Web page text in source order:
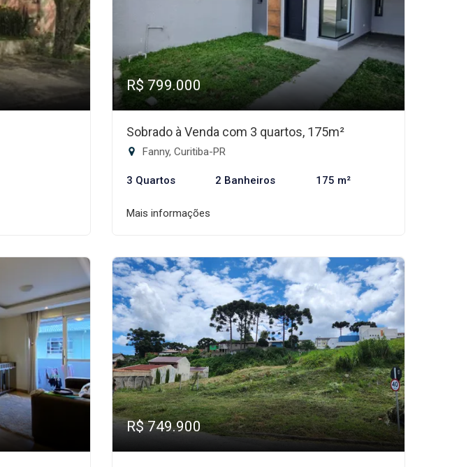
R$ 799.000
Sobrado à Venda com 3 quartos, 175m²
Fanny, Curitiba-PR
3 Quartos 2 Banheiros 175 m²
Mais informações
R$ 749.900